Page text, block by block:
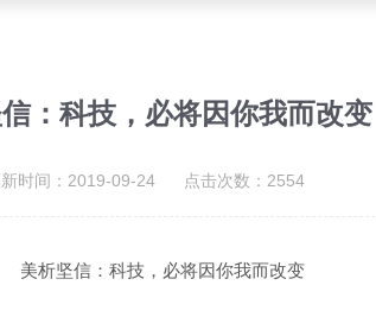
：科技，必将因你我而改变
新时间：2019-09-24 点击次数：2554
美析坚信：科技，必将因你我而改变